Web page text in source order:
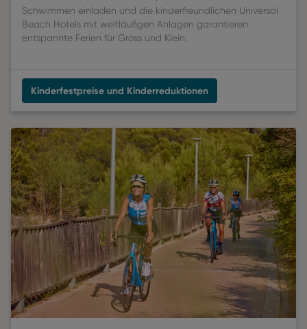
Schwimmen einladen und die kinderfreundlichen Universal
Beach Hotels mit weitläufigen Anlagen garantieren
entspannte Ferien für Gross und Klein.
Kinderfestpreise und Kinderreduktionen